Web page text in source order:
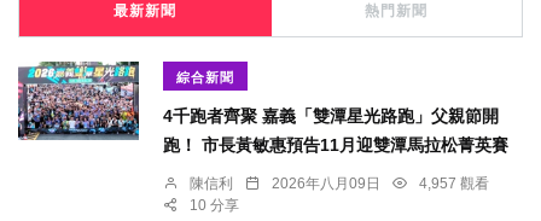
最新新聞 熱門新聞
綜合新聞
4千跑者齊聚 嘉義「雙潭星光路跑」父親節開
跑！ 市長黃敏惠預告11月迎雙潭馬拉松菁英賽
陳信利 2026年八月09日
4,957 觀看
10 分享